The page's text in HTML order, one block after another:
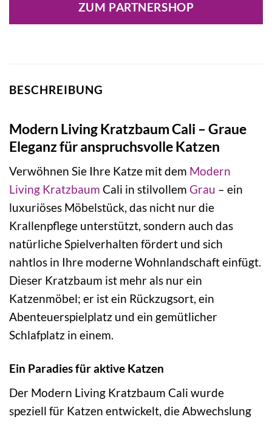
ZUM PARTNERSHOP
BESCHREIBUNG
Modern Living Kratzbaum Cali – Graue
Eleganz für anspruchsvolle Katzen
Verwöhnen Sie Ihre Katze mit dem Modern
Living Kratzbaum Cali in stilvollem Grau – ein
luxuriöses Möbelstück, das nicht nur die
Krallenpflege unterstützt, sondern auch das
natürliche Spielverhalten fördert und sich
nahtlos in Ihre moderne Wohnlandschaft einfügt.
Dieser Kratzbaum ist mehr als nur ein
Katzenmöbel; er ist ein Rückzugsort, ein
Abenteuerspielplatz und ein gemütlicher
Schlafplatz in einem.
Ein Paradies für aktive Katzen
Der Modern Living Kratzbaum Cali wurde
speziell für Katzen entwickelt, die Abwechslung